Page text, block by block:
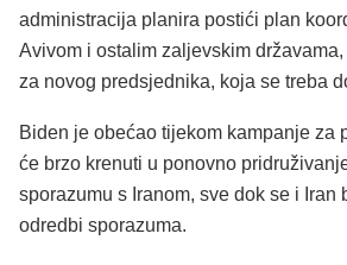
administracija planira postići plan
Avivom i ostalim zaljevskim
za novog predsjednika, koja se treba
Biden je obećao tijekom kampanje za
će brzo krenuti u ponovno
sporazumu s Iranom, sve dok se i Iran
odredbi sporazuma.